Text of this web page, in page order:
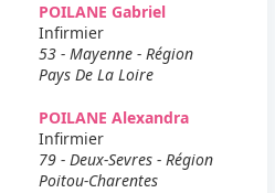
POILANE Gabriel
Infirmier
53 - Mayenne - Région
Pays De La Loire
POILANE Alexandra
Infirmier
79 - Deux-Sevres - Région
Poitou-Charentes